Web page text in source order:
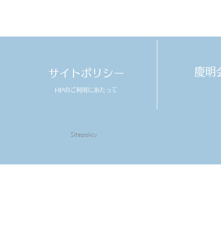
サイトポリシー
HPのご利用にあたって
慶明
Sitepolicy